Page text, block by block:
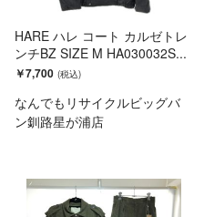
HARE ハレ コート カルゼトレ
ンチBZ SIZE M HA030032S...
￥7,700
なんでもリサイクルビッグバ
ン釧路星が浦店